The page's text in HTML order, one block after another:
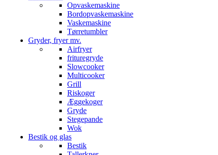
Opvaskemaskine
Bordopvaskemaskine
Vaskemaskine
Tørretumbler
Gryder, fryer mv.
Airfryer
frituregryde
Slowcooker
Multicooker
Grill
Riskoger
Æggekoger
Gryde
Stegepande
Wok
Bestik og glas
Bestik